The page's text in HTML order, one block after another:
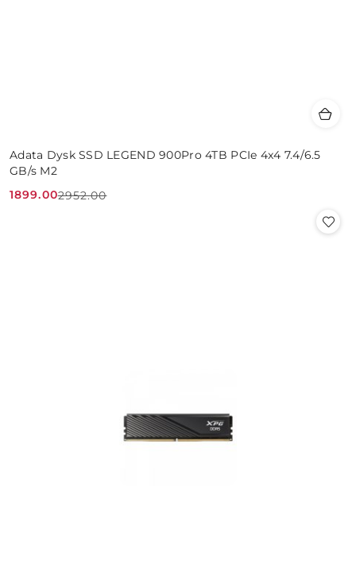
Adata Dysk SSD LEGEND 900Pro 4TB PCIe 4x4 7.4/6.5
GB/s M2
Cena
1899.00
Cena
2952.00